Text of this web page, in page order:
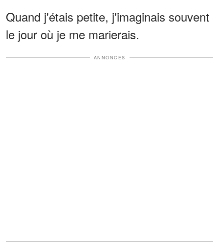
Quand j'étais petite, j'imaginais souvent
le jour où je me marierais.
ANNONCES